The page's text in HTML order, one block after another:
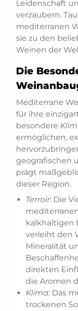
Leidenschaft
verzaubern.
mediterranen
sie zu den
Weinen der
Die
Mediterrane
für ihre
besondere
ermöglichen,
geografischen
prägt
dieser Region.
Terroir: Die
kalkhaltigen
verleiht den
Mineralität
direkten
die Aromen
Klima: Das
trockenen